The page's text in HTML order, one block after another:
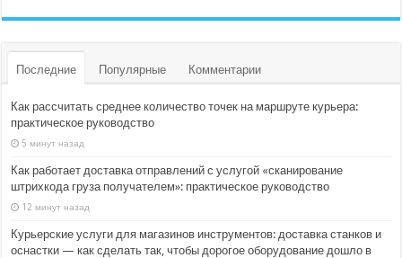
Последние Популярные Комментарии
Как рассчитать среднее количество точек на маршруте курьера:
практическое руководство
5 минут назад
Как работает доставка отправлений с услугой «сканирование
штрихкода груза получателем»: практическое руководство
12 минут назад
Курьерские услуги для магазинов инструментов: доставка станков и
оснастки — как сделать так, чтобы дорогое оборудование дошло в